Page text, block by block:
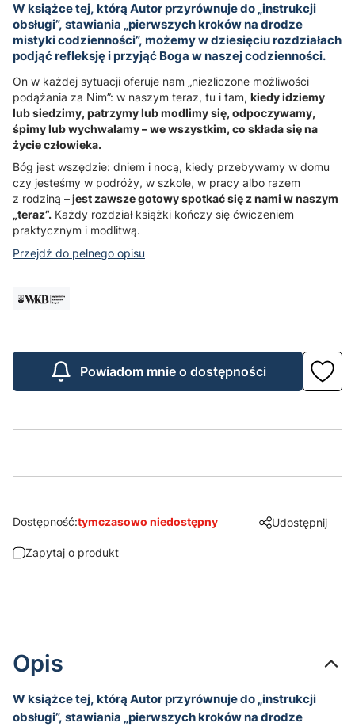
W książce tej, którą Autor przyrównuje do „instrukcji
obsługi”, stawiania „pierwszych kroków na drodze
mistyki codzienności”, możemy w dziesięciu rozdziałach
podjąć refleksję i przyjąć Boga w naszej codzienności.
On w każdej sytuacji oferuje nam „niezliczone możliwości
podążania za Nim”: w naszym teraz, tu i tam, kiedy idziemy
lub siedzimy, patrzymy lub modlimy się, odpoczywamy,
śpimy lub wychwalamy – we wszystkim, co składa się na
życie człowieka.
Bóg jest wszędzie: dniem i nocą, kiedy przebywamy w domu
czy jesteśmy w podróży, w szkole, w pracy albo razem
z rodziną –jest zawsze gotowy spotkać się z nami w naszym
„teraz”. Każdy rozdział książki kończy się ćwiczeniem
praktycznym i modlitwą.
Przejdź do pełnego opisu
Powiadom mnie o dostępności
Dostępność:tymczasowo niedostępny Udostępnij
Zapytaj o produkt
Opis
W książce tej, którą Autor przyrównuje do „instrukcji
obsługi”, stawiania „pierwszych kroków na drodze